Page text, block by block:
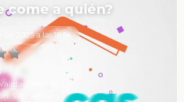
come a quién?
2025 a las 16:54
Sin calificar